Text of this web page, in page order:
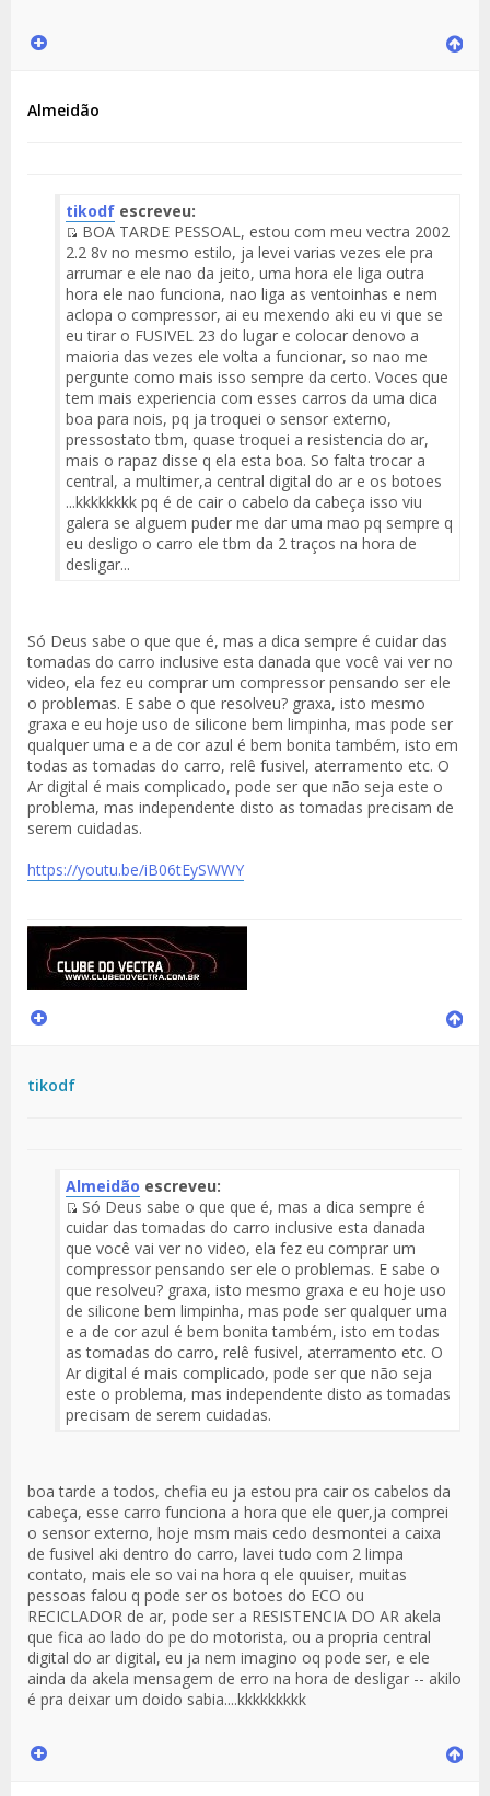
Almeidão
tikodf escreveu:
Fuente
del
Mensaje
BOA TARDE PESSOAL, estou com meu vectra 2002
2.2 8v no mesmo estilo, ja levei varias vezes ele pra
arrumar e ele nao da jeito, uma hora ele liga outra
hora ele nao funciona, nao liga as ventoinhas e nem
aclopa o compressor, ai eu mexendo aki eu vi que se
eu tirar o FUSIVEL 23 do lugar e colocar denovo a
maioria das vezes ele volta a funcionar, so nao me
pergunte como mais isso sempre da certo. Voces que
tem mais experiencia com esses carros da uma dica
boa para nois, pq ja troquei o sensor externo,
pressostato tbm, quase troquei a resistencia do ar,
mais o rapaz disse q ela esta boa. So falta trocar a
central, a multimer,a central digital do ar e os botoes
...kkkkkkkk pq é de cair o cabelo da cabeça isso viu
galera se alguem puder me dar uma mao pq sempre q
eu desligo o carro ele tbm da 2 traços na hora de
desligar...
Só Deus sabe o que que é, mas a dica sempre é cuidar das
tomadas do carro inclusive esta danada que você vai ver no
video, ela fez eu comprar um compressor pensando ser ele
o problemas. E sabe o que resolveu? graxa, isto mesmo
graxa e eu hoje uso de silicone bem limpinha, mas pode ser
qualquer uma e a de cor azul é bem bonita também, isto em
todas as tomadas do carro, relê fusivel, aterramento etc. O
Ar digital é mais complicado, pode ser que não seja este o
problema, mas independente disto as tomadas precisam de
serem cuidadas.
https://youtu.be/iB06tEySWWY
tikodf
Almeidão escreveu:
Fuente
del
Mensaje
Só Deus sabe o que que é, mas a dica sempre é
cuidar das tomadas do carro inclusive esta danada
que você vai ver no video, ela fez eu comprar um
compressor pensando ser ele o problemas. E sabe o
que resolveu? graxa, isto mesmo graxa e eu hoje uso
de silicone bem limpinha, mas pode ser qualquer uma
e a de cor azul é bem bonita também, isto em todas
as tomadas do carro, relê fusivel, aterramento etc. O
Ar digital é mais complicado, pode ser que não seja
este o problema, mas independente disto as tomadas
precisam de serem cuidadas.
boa tarde a todos, chefia eu ja estou pra cair os cabelos da
cabeça, esse carro funciona a hora que ele quer,ja comprei
o sensor externo, hoje msm mais cedo desmontei a caixa
de fusivel aki dentro do carro, lavei tudo com 2 limpa
contato, mais ele so vai na hora q ele quuiser, muitas
pessoas falou q pode ser os botoes do ECO ou
RECICLADOR de ar, pode ser a RESISTENCIA DO AR akela
que fica ao lado do pe do motorista, ou a propria central
digital do ar digital, eu ja nem imagino oq pode ser, e ele
ainda da akela mensagem de erro na hora de desligar -- akilo
é pra deixar um doido sabia....kkkkkkkkk